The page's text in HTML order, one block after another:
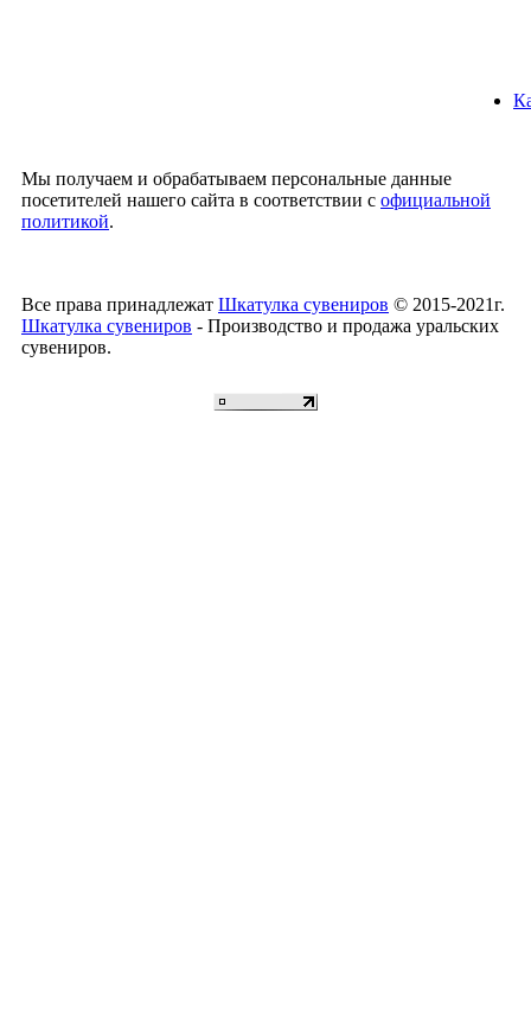
Мы получаем и обрабатываем персональные данные
посетителей нашего сайта в соответствии с официальной
политикой.
Все права принадлежат Шкатулка сувениров © 2015-2021г.
Шкатулка сувениров - Производство и продажа уральских
сувениров.